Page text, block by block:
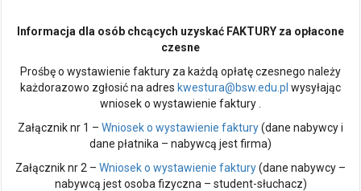
Informacja dla osób chcących uzyskać FAKTURY za opłacone
czesne
Prośbę o wystawienie faktury za każdą opłatę czesnego należy
każdorazowo zgłosić na adres kwestura@bsw.edu.pl wysyłając
wniosek o wystawienie faktury .
Załącznik nr 1 – Wniosek o wystawienie faktury(dane nabywcy i
dane płatnika – nabywcą jest firma)
Załącznik nr 2 – Wniosek o wystawienie faktury(dane nabywcy –
nabywcą jest osoba fizyczna – student-słuchacz)